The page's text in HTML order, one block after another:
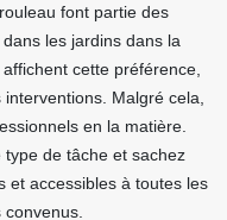
font partie des
les jardins dans la
cette préférence,
Malgré cela,
en la matière.
de tâche et sachez
et accessibles à toutes les